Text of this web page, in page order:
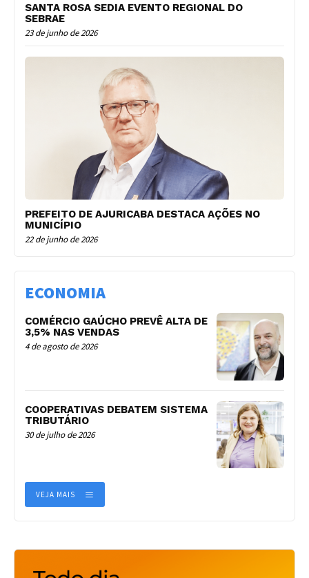
SANTA ROSA SEDIA EVENTO REGIONAL DO
SEBRAE
23 de junho de 2026
PREFEITO DE AJURICABA DESTACA AÇÕES NO
MUNICÍPIO
22 de junho de 2026
ECONOMIA
COMÉRCIO GAÚCHO PREVÊ ALTA DE
3,5% NAS VENDAS
4 de agosto de 2026
COOPERATIVAS DEBATEM SISTEMA
TRIBUTÁRIO
30 de julho de 2026
VEJA MAIS